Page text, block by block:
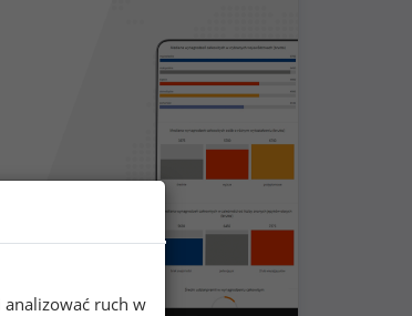
ruch w